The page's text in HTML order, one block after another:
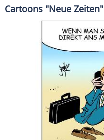
Cartoons "Neue Zeiten"